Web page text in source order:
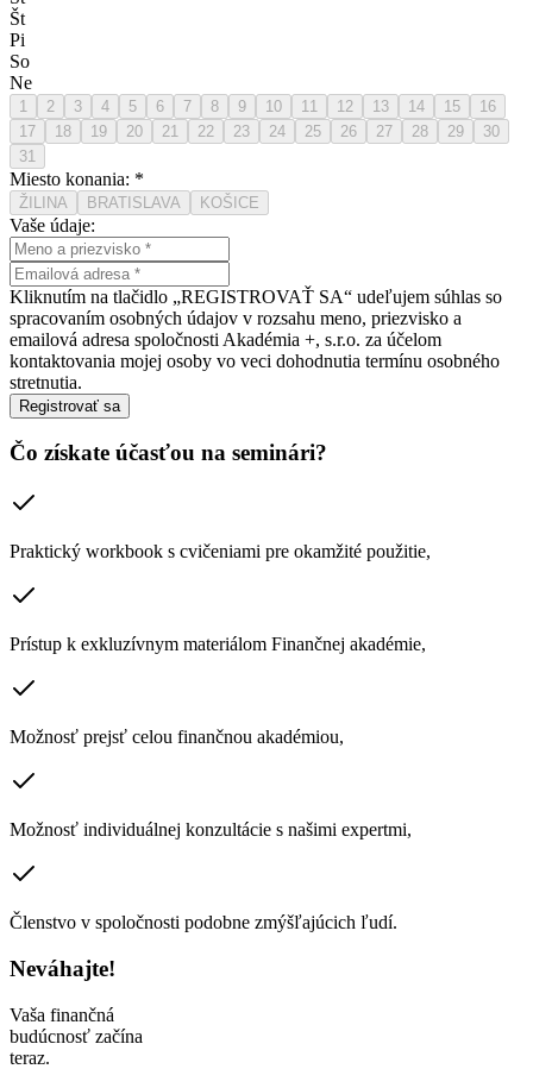
Št
Pi
So
Ne
1 2 3 4 5 6 7 8 9 10 11 12 13 14 15
16
17
18 19 20 21 22 23 24 25 26 27 28 29
30
31
Miesto konania: *
ŽILINA BRATISLAVA KOŠICE
Vaše údaje:
Kliknutím na tlačidlo „REGISTROVAŤ SA“ udeľujem súhlas so
spracovaním osobných údajov v rozsahu meno, priezvisko a
emailová adresa spoločnosti Akadémia +, s.r.o. za účelom
kontaktovania mojej osoby vo veci dohodnutia termínu osobného
stretnutia.
Registrovať sa
Čo získate účasťou na seminári?
Praktický workbook s cvičeniami pre okamžité použitie,
Prístup k exkluzívnym materiálom Finančnej akadémie,
Možnosť prejsť celou finančnou akadémiou,
Možnosť individuálnej konzultácie s našimi expertmi,
Členstvo v spoločnosti podobne zmýšľajúcich ľudí.
Neváhajte!
Vaša finančná
budúcnosť začína
teraz.